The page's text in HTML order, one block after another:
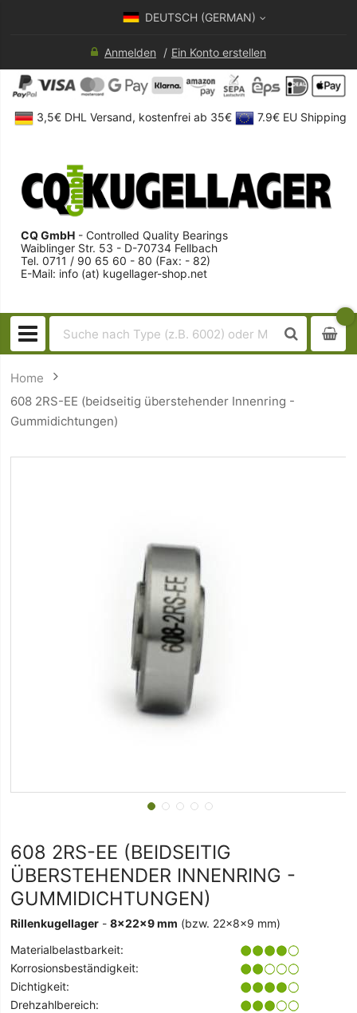
DEUTSCH (GERMAN)
Anmelden Ein Konto erstellen
3,5€ DHL Versand, kostenfrei ab 35€ 7.9€ EU Shipping
CQ GmbH - Controlled Quality Bearings
Waiblinger Str. 53 - D-70734 Fellbach
Tel. 0711 / 90 65 60 - 80 (Fax: - 82)
E-Mail: info (at) kugellager-shop.net
Home
608 2RS-EE (beidseitig überstehender Innenring -
Gummidichtungen)
608 2RS-EE (BEIDSEITIG
ÜBERSTEHENDER INNENRING -
GUMMIDICHTUNGEN)
Rillenkugellager -8x22x9 mm (bzw. 22x8x9 mm)
Materialbelastbarkeit:
Korrosionsbeständigkeit:
Dichtigkeit:
Drehzahlbereich: